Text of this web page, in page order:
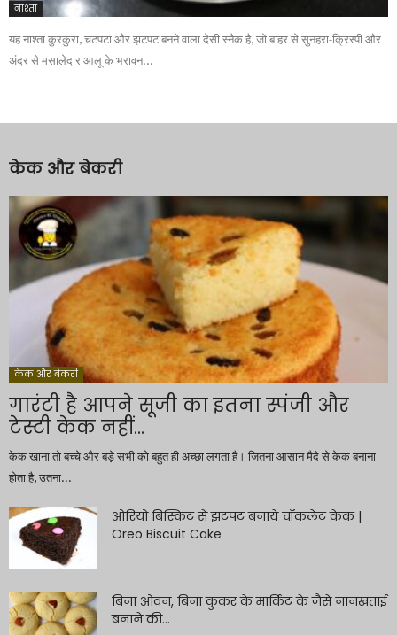
नाश्ता
यह नाश्ता कुरकुरा, चटपटा और झटपट बनने वाला देसी स्नैक है, जो बाहर से सुनहरा-क्रिस्पी और
अंदर से मसालेदार आलू के भरावन...
केक और बेकरी
केक और बेकरी
गारंटी है आपने सूजी का इतना स्पंजी और
टेस्टी केक नहीं...
केक खाना तो बच्चे और बड़े सभी को बहुत ही अच्छा लगता है। जितना आसान मैदे से केक बनाना
होता है, उतना...
ओरियो बिस्किट से झटपट बनाये चॉकलेट केक |
Oreo Biscuit Cake
बिना ओवन, बिना कुकर के मार्किट के जैसे नानखताई
बनाने की...